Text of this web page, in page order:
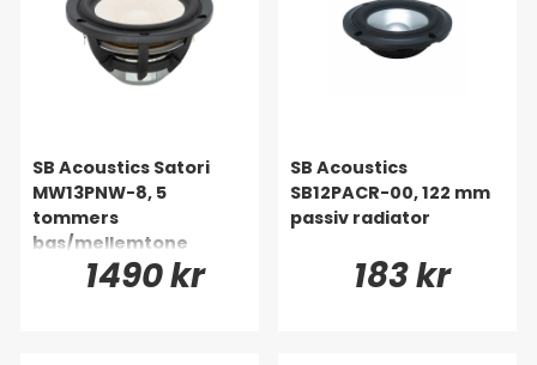
SB Acoustics Satori
MW13PNW-8, 5
tommers
bas/mellemtone
1490 kr
SB Acoustics
SB12PACR-00, 122 mm
passiv radiator
183 kr